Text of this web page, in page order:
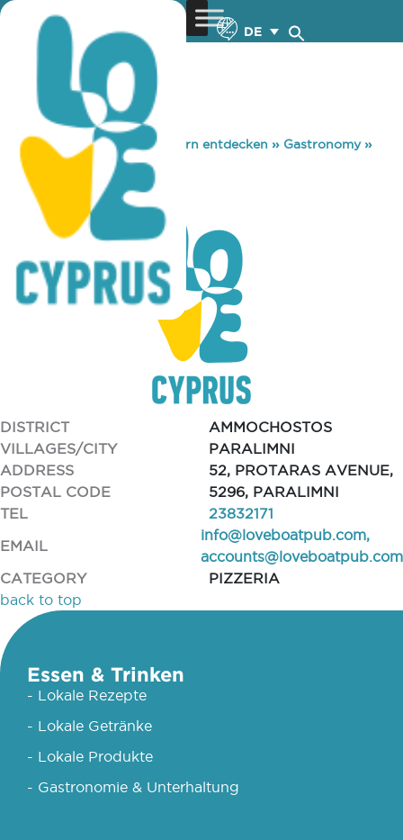
DE
You are here: Home »Zypern entdecken » Gastronomy»
LOVE BOAT
LOVE BOAT
DISTRICT
AMMOCHOSTOS
VILLAGES/CITY
PARALIMNI
ADDRESS
52, PROTARAS AVENUE,
POSTAL CODE
5296, PARALIMNI
TEL
23832171
EMAIL
info@loveboatpub.com,
accounts@loveboatpub.com
CATEGORY
PIZZERIA
back to top
Essen & Trinken
- Lokale Rezepte
- Lokale Getränke
- Lokale Produkte
- Gastronomie & Unterhaltung